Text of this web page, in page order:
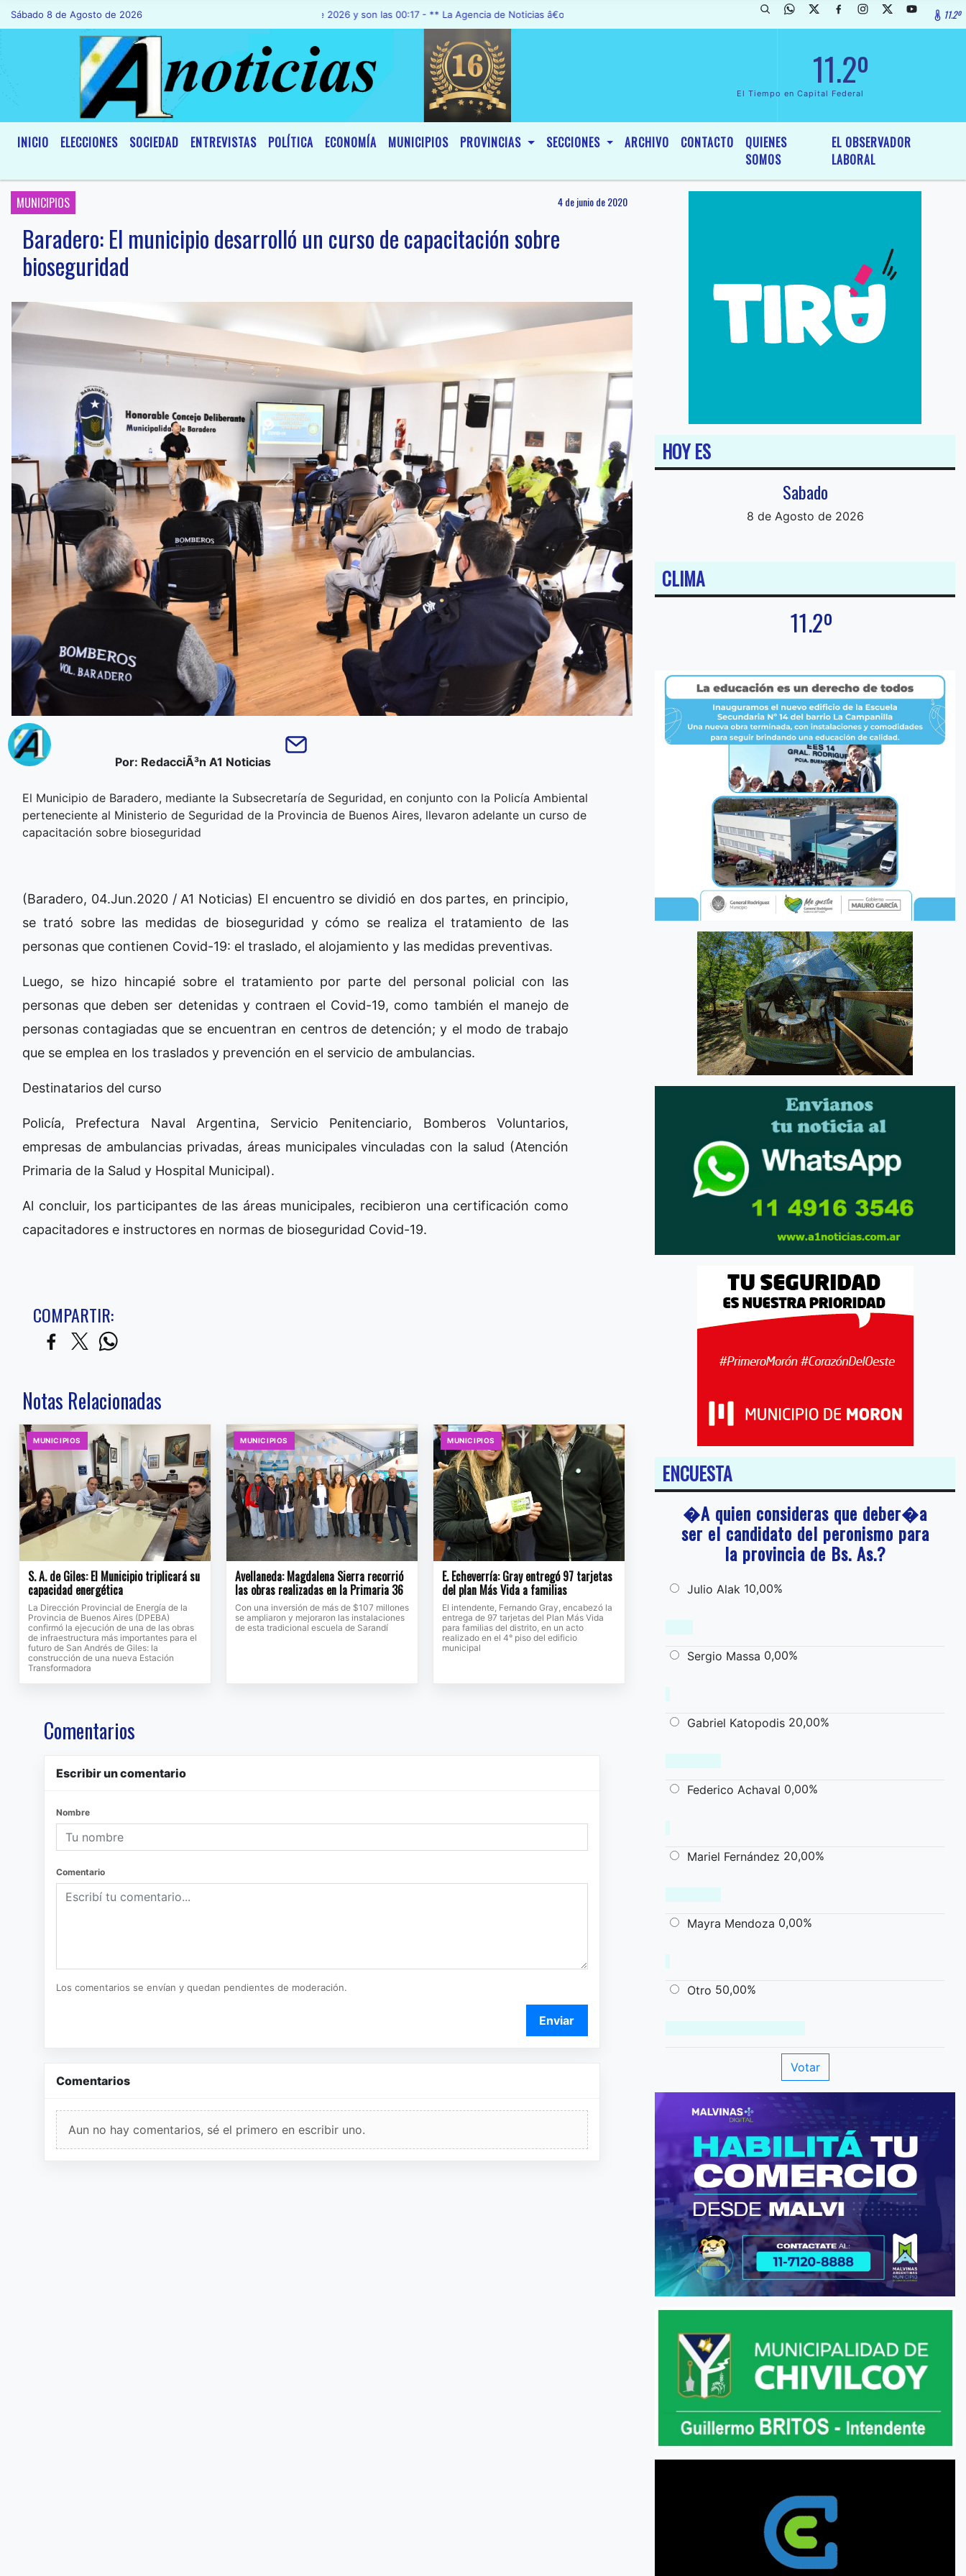
Sábado 8 de Agosto de 2026 Hoy es Sábado 8 de Agosto de 2026 y son las 00:17 - ** La Agencia de Noticias â€œA1 Noticiasâ€, fue declarada de InterÃ©s General y Legislativo, por Ordenanza NÂº 6236/19 del11.2º
11.2º
El Tiempo en Capital Federal
INICIO ELECCIONES SOCIEDAD ENTREVISTAS POLÍTICA ECONOMÍA MUNICIPIOS PROVINCIAS SECCIONES ARCHIVO CONTACTO
QUIENES
SOMOS
EL OBSERVADOR
LABORAL
MUNICIPIOS 4 de junio de 2020
Baradero: El municipio desarrolló un curso de capacitación sobre
bioseguridad
Por: RedacciÃ³n A1 Noticias
El Municipio de Baradero, mediante la Subsecretaría de Seguridad, en conjunto con la Policía Ambiental
perteneciente al Ministerio de Seguridad de la Provincia de Buenos Aires, llevaron adelante un curso de
capacitación sobre bioseguridad
(Baradero, 04.Jun.2020 / A1 Noticias) El encuentro se dividió en dos partes, en principio,
se trató sobre las medidas de bioseguridad y cómo se realiza el tratamiento de las
personas que contienen Covid-19: el traslado, el alojamiento y las medidas preventivas.
Luego, se hizo hincapié sobre el tratamiento por parte del personal policial con las
personas que deben ser detenidas y contraen el Covid-19, como también el manejo de
personas contagiadas que se encuentran en centros de detención; y el modo de trabajo
que se emplea en los traslados y prevención en el servicio de ambulancias.
Destinatarios del curso
Policía, Prefectura Naval Argentina, Servicio Penitenciario, Bomberos Voluntarios,
empresas de ambulancias privadas, áreas municipales vinculadas con la salud (Atención
Primaria de la Salud y Hospital Municipal).
Al concluir, los participantes de las áreas municipales, recibieron una certificación como
capacitadores e instructores en normas de bioseguridad Covid-19.
COMPARTIR:
Notas Relacionadas
MUNICIPIOS
S. A. de Giles: El Municipio triplicará su
capacidad energética
La Dirección Provincial de Energía de la
Provincia de Buenos Aires (DPEBA)
confirmó la ejecución de una de las obras
de infraestructura más importantes para el
futuro de San Andrés de Giles: la
construcción de una nueva Estación
Transformadora
MUNICIPIOS
Avellaneda: Magdalena Sierra recorrió
las obras realizadas en la Primaria 36
Con una inversión de más de $107 millones
se ampliaron y mejoraron las instalaciones
de esta tradicional escuela de Sarandí
MUNICIPIOS
E. Echeverría: Gray entregó 97 tarjetas
del plan Más Vida a familias
El intendente, Fernando Gray, encabezó la
entrega de 97 tarjetas del Plan Más Vida
para familias del distrito, en un acto
realizado en el 4° piso del edificio
municipal
Comentarios
Escribir un comentario
Nombre
Comentario
Los comentarios se envían y quedan pendientes de moderación.
Enviar
Comentarios
Aun no hay comentarios, sé el primero en escribir uno.
HOY ES
Sabado
8 de Agosto de 2026
CLIMA
11.2º
ENCUESTA
�A quien consideras que deber�a
ser el candidato del peronismo para
la provincia de Bs. As.?
Julio Alak 10,00%
Sergio Massa 0,00%
Gabriel Katopodis 20,00%
Federico Achaval 0,00%
Mariel Fernández 20,00%
Mayra Mendoza 0,00%
Otro 50,00%